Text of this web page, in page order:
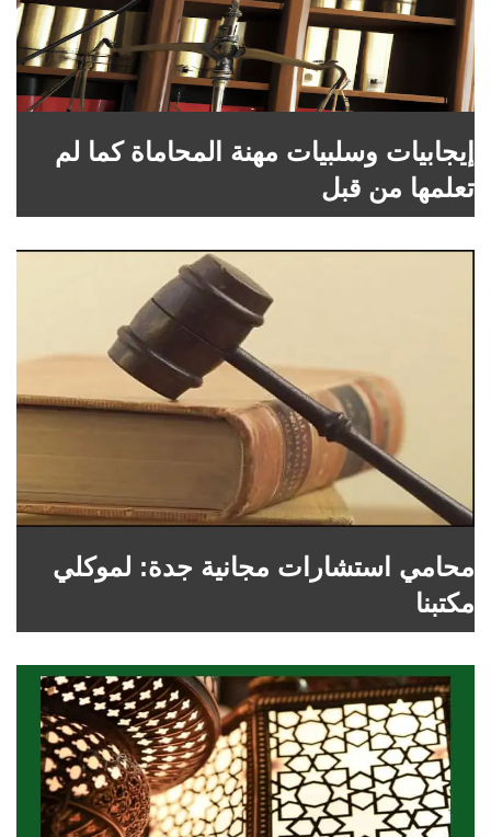
إيجابيات وسلبيات مهنة المحاماة كما لم
تعلمها من قبل
محامي استشارات مجانية جدة: لموكلي
مكتبنا